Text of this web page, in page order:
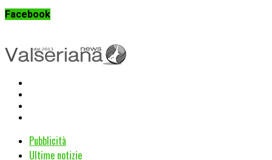
Facebook
Pubblicità
Ultime notizie